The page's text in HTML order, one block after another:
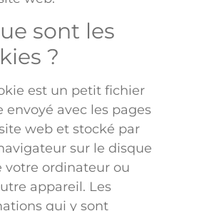
sont les
?
est un petit fichier
envoyé avec les pages
web et stocké par
sur le disque
votre ordinateur ou
appareil. Les
qui y sont